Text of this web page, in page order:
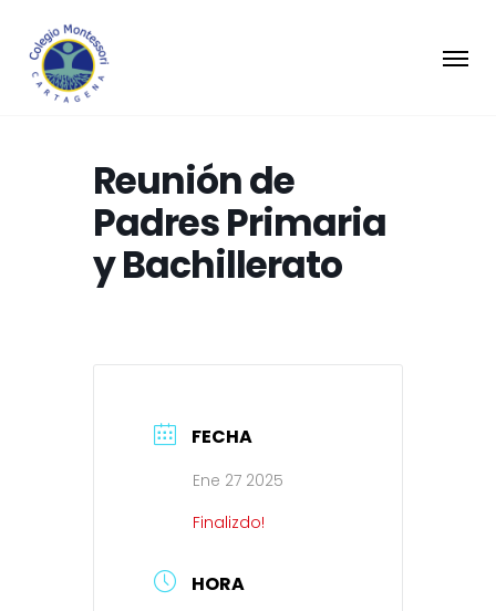
Reunión de
Padres Primaria
y Bachillerato
FECHA
Ene 27 2025
Finalizdo!
HORA